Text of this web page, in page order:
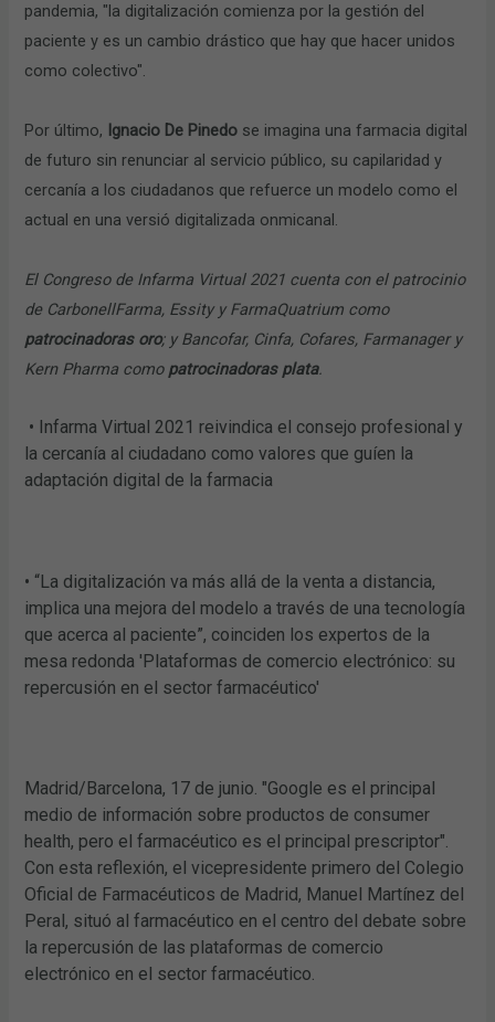
pandemia, "la digitalización comienza por la gestión del
paciente y es un cambio drástico que hay que hacer unidos
como colectivo".
Por último, Ignacio De Pinedo se imagina una farmacia digital
de futuro sin renunciar al servicio público, su capilaridad y
cercanía a los ciudadanos que refuerce un modelo como el
actual en una versió digitalizada onmicanal.
El Congreso de Infarma Virtual 2021 cuenta con el patrocinio
de CarbonellFarma, Essity y FarmaQuatrium como
patrocinadoras oro; y Bancofar, Cinfa, Cofares, Farmanager y
Kern Pharma como patrocinadoras plata.
• Infarma Virtual 2021 reivindica el consejo profesional y
la cercanía al ciudadano como valores que guíen la
adaptación digital de la farmacia
• “La digitalización va más allá de la venta a distancia,
implica una mejora del modelo a través de una tecnología
que acerca al paciente”, coinciden los expertos de la
mesa redonda 'Plataformas de comercio electrónico: su
repercusión en el sector farmacéutico'
Madrid/Barcelona, 17 de junio. "Google es el principal
medio de información sobre productos de consumer
health, pero el farmacéutico es el principal prescriptor".
Con esta reflexión, el vicepresidente primero del Colegio
Oficial de Farmacéuticos de Madrid, Manuel Martínez del
Peral, situó al farmacéutico en el centro del debate sobre
la repercusión de las plataformas de comercio
electrónico en el sector farmacéutico.